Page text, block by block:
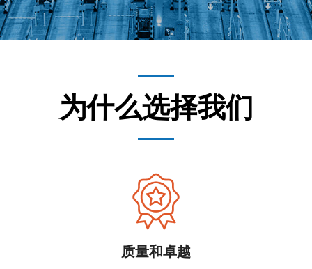
为什么选择我们
质量和卓越